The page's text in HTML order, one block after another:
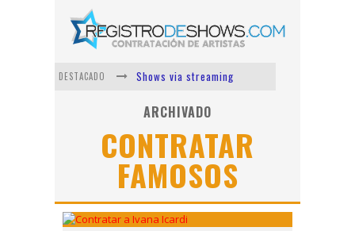
DESTACADO
Shows via streaming
Lit Killah
Nicki Nicole
Duki
Vi Em
Los Ángeles Azules
ARCHIVADO
CONTRATAR
FAMOSOS